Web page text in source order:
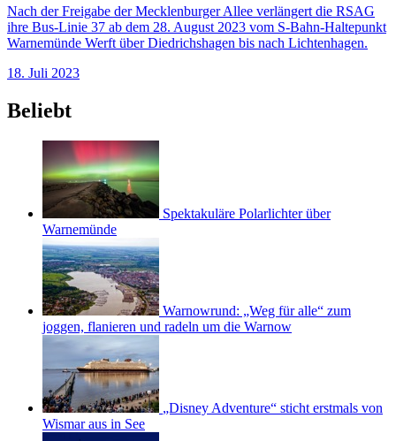
Nach der Freigabe der Mecklenburger Allee verlängert die RSAG
ihre Bus-Linie 37 ab dem 28. August 2023 vom S-Bahn-Haltepunkt
Warnemünde Werft über Diedrichshagen bis nach Lichtenhagen.
18. Juli 2023
Beliebt
Spektakuläre Polarlichter über
Warnemünde
Warnowrund: „Weg für alle“ zum
joggen, flanieren und radeln um die Warnow
„Disney Adventure“ sticht erstmals von
Wismar aus in See